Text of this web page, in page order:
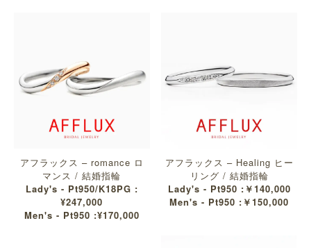
アフラックス – romance ロ
マンス / 結婚指輪
Lady's - Pt950/K18PG :
¥247,000
Men's - Pt950 :¥170,000
アフラックス – Healing ヒー
リング / 結婚指輪
Lady's - Pt950 :￥140,000
Men's - Pt950 :￥150,000